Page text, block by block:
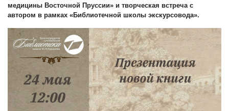
медицины Восточной Пруссии» и творческая встреча с
автором в рамках «Библиотечной школы экскурсовода».